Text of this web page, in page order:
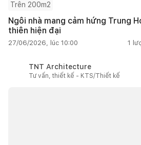
Trên 200m2
Ngôi nhà mang cảm hứng Trung
thiên hiện đại
27/06/2026, lúc 10:00 1
TNT Architecture
Tư vấn, thiết kế - KTS/Thiết kế